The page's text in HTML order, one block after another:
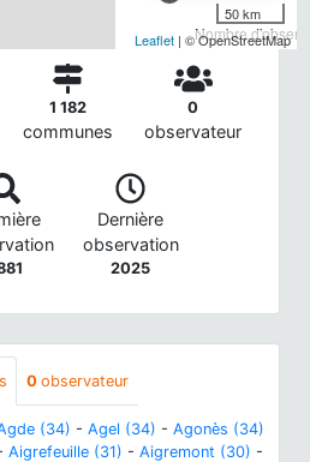
Nombre
50 km
Leaflet | © OpenStreetMap
1 182
communes
0
observateur
Dernière
observation
2025
0 observateur
(34) - Agel (34) - Agonès (34)
Aigrefeuille (31) - Aigremont (30) -